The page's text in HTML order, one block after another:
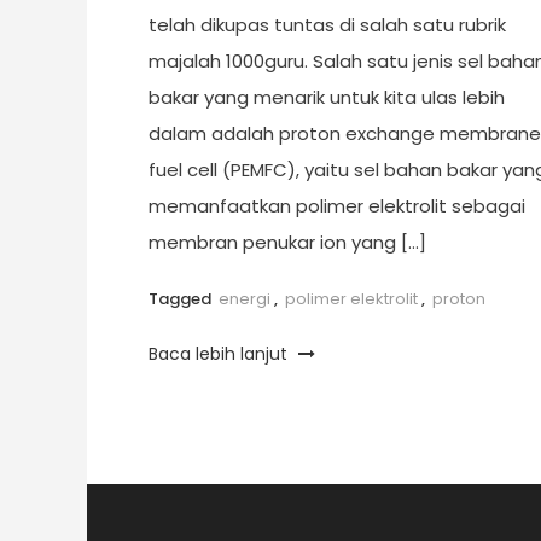
telah dikupas tuntas di salah satu rubrik
majalah 1000guru. Salah satu jenis sel
bakar yang menarik untuk kita ulas lebih
dalam adalah proton exchange membrane
fuel cell (PEMFC), yaitu sel bahan bakar
memanfaatkan polimer elektrolit sebagai
membran penukar ion yang […]
Tagged energi , polimer elektrolit, proton
Baca lebih lanjut